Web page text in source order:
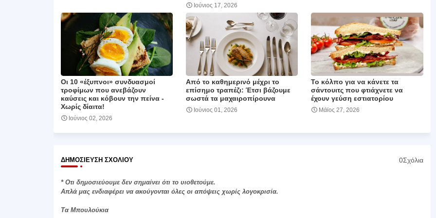
Ιούνιος 17, 2026
Οι 10 «έξυπνοι» συνδυασμοί
τροφίμων που ανεβάζουν
καύσεις και κόβουν την πείνα ‑
Χωρίς δίαιτα!
Ιούνιος 02, 2026
Από το καθημερινό μέχρι το
επίσημο τραπέζι: Έτσι βάζουμε
σωστά τα μαχαιροπίρουνα
Ιούνιος 01, 2026
Το κόλπο για να κάνετε τα
σάντουιτς που φτιάχνετε να
έχουν γεύση εστιατορίου
Μάϊος 27, 2026
ΔΗΜΟΣΊΕΥΣΗ ΣΧΟΛΊΟΥ 0Σχόλια
* Οτι δημοσιεύουμε δεν σημαίνει ότι το υιοθετούμε.
Απλά μας ενδιαφέρει να ακούγονται όλες οι απόψεις χωρίς λογοκρισία.
Τα Μπουλούκια